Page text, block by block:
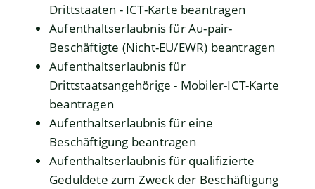
Drittstaaten - ICT-Karte beantragen
Aufenthaltserlaubnis für Au-pair-
Beschäftigte (Nicht-EU/EWR) beantragen
Aufenthaltserlaubnis für
Drittstaatsangehörige - Mobiler-ICT-Karte
beantragen
Aufenthaltserlaubnis für eine
Beschäftigung beantragen
Aufenthaltserlaubnis für qualifizierte
Geduldete zum Zweck der Beschäftigung